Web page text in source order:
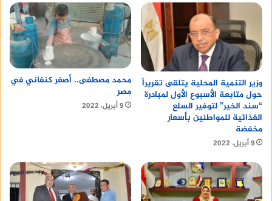
وزير التنمية المحلية يتلقى تقريراً
حول متابعة الأسبوع الأول لمبادرة
“سند الخير” لتوفير السلع
الغذائية للمواطنين بأسعار
مخفضة
9 أبريل، 2022
محمد مصطفى.. أصغر كنفاني في
مصر
9 أبريل، 2022